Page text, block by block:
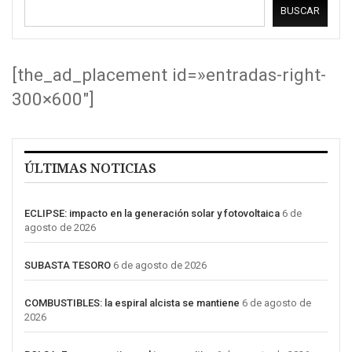
BUSCAR
[the_ad_placement id=»entradas-right-
300×600″]
ÚLTIMAS NOTICIAS
ECLIPSE: impacto en la generación solar y fotovoltaica 6 de
agosto de 2026
SUBASTA TESORO 6 de agosto de 2026
COMBUSTIBLES: la espiral alcista se mantiene 6 de agosto de
2026